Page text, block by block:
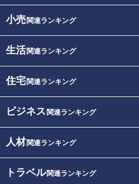
小売関連ランキング
生活関連ランキング
住宅関連ランキング
ビジネス 関連ランキング
人材関連ランキング
トラベル関連ランキング